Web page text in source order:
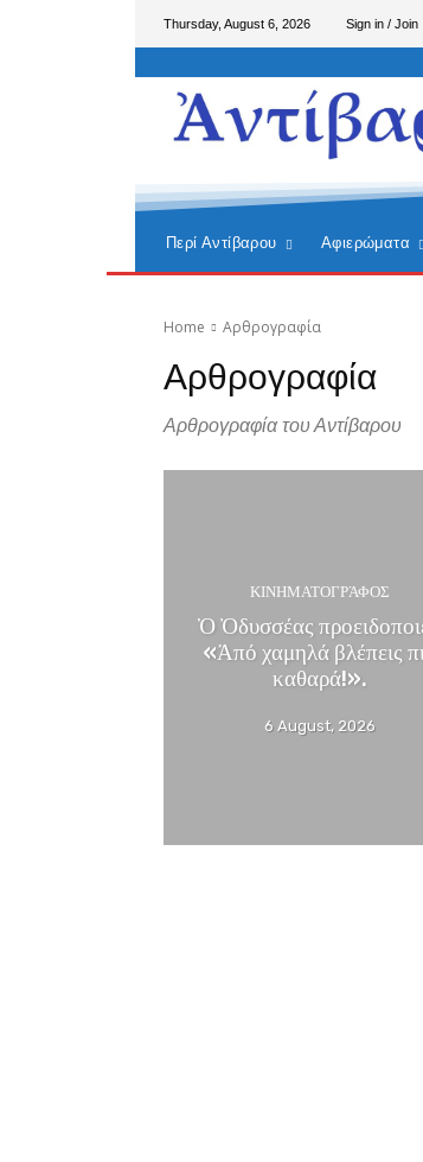
Thursday, August 6, 2026 Sign in / Join
Περί Αντίβαρου Αφιερώματα
Home Αρθρογραφία
Αρθρογραφία
Αρθρογραφία του Αντίβαρου
ΚΙΝΗΜΑΤΟΓΡΆΦΟΣ
Ὁ Ὀδυσσέας
«Ἀπό χαμηλά βλέπεις
καθαρά!».
6 August, 2026